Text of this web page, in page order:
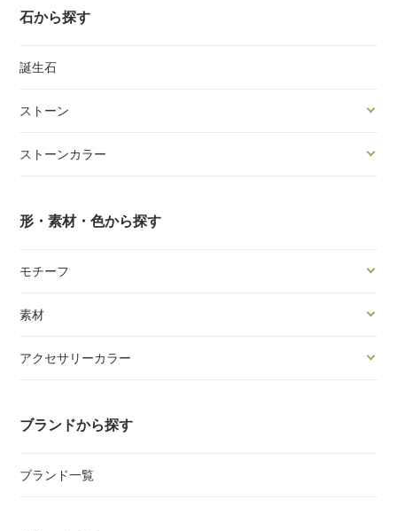
石から探す
誕生石
ストーン
ストーンカラー
形・素材・色から探す
モチーフ
素材
アクセサリーカラー
ブランドから探す
ブランド一覧